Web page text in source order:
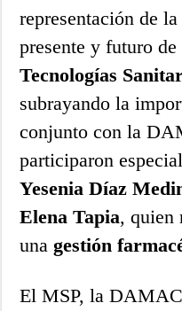
representación de
presente y futuro
Tecnologías
subrayando la
conjunto con la
participaron
Yesenia Díaz
Elena Tapia, quien
unagestión
El MSP, la